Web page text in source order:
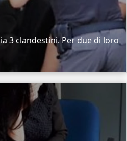
3 clandestini. Per due di loro